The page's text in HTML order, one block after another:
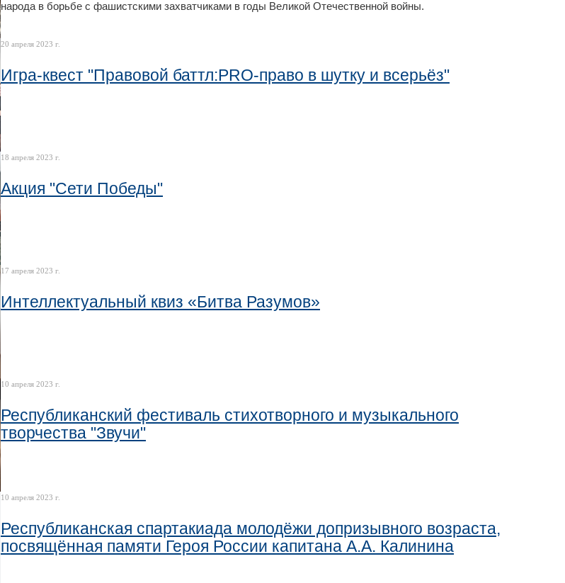
народа в борьбе с фашистскими захватчиками в годы Великой Отечественной войны.
20 апреля 2023 г.
Игра-квест "Правовой баттл:PRO-право в шутку и всерьёз"
18 апреля 2023 г.
Акция "Сети Победы"
17 апреля 2023 г.
Интеллектуальный квиз «Битва Разумов»
10 апреля 2023 г.
Республиканский фестиваль стихотворного и музыкального
творчества "Звучи"
10 апреля 2023 г.
Республиканская спартакиада молодёжи допризывного возраста,
посвящённая памяти Героя России капитана А.А. Калинина